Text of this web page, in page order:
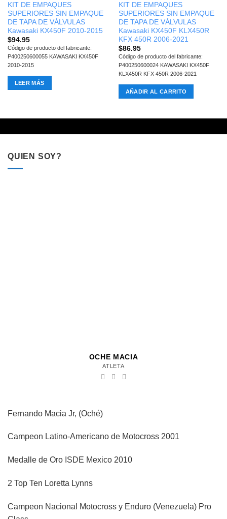
KIT DE EMPAQUES
SUPERIORES SIN EMPAQUE
DE TAPA DE VÁLVULAS
Kawasaki KX450F 2010-2015
$94.95
Código de producto del fabricante:
P400250600055 KAWASAKI KX450F
2010-2015
LEER MÁS
KIT DE EMPAQUES
SUPERIORES SIN EMPAQUE
DE TAPA DE VÁLVULAS
Kawasaki KX450F KLX450R
KFX 450R 2006-2021
$86.95
Código de producto del fabricante:
P400250600024 KAWASAKI KX450F
KLX450R KFX 450R 2006-2021
AÑADIR AL CARRITO
QUIEN SOY?
OCHE MACIA
ATLETA
Fernando Macia Jr, (Oché)
Campeon Latino-Americano de Motocross 2001
Medalle de Oro ISDE Mexico 2010
2 Top Ten Loretta Lynns
Campeon Nacional Motocross y Enduro (Venezuela) Pro